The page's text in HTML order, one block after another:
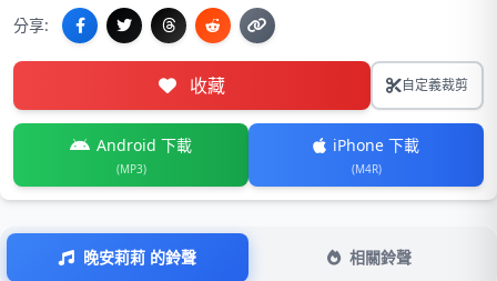
分享:
收藏 自定義裁剪
Android 下載
(MP3)
iPhone 下載
(M4R)
晚安莉莉 的鈴聲 相關鈴聲